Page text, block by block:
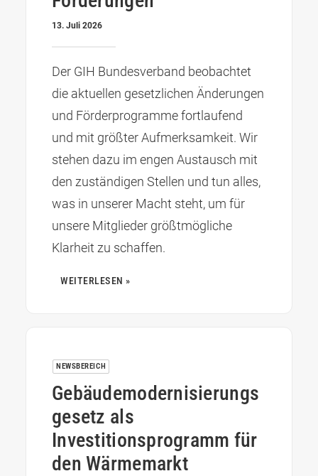
13. Juli 2026
Der GIH Bundesverband beobachtet
die aktuellen gesetzlichen Änderungen
und Förderprogramme fortlaufend
und mit größter Aufmerksamkeit. Wir
stehen dazu im engen Austausch mit
den zuständigen Stellen und tun alles,
was in unserer Macht steht, um für
unsere Mitglieder größtmögliche
Klarheit zu schaffen.
WEITERLESEN »
NEWSBEREICH
Gebäudemodernisierungs
gesetz als
Investitionsprogramm für
den Wärmemarkt